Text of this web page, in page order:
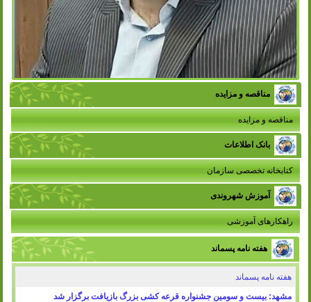
مناقصه و مزایده
مناقصه و مزایده
بانک اطلاعات
کتابخانه تخصصی سازمان
آموزش شهروندی
راهکارهای آموزشی
هفته نامه پسماند
هفته نامه پسماند
مشهد: بیست و سومین جشنواره قرعه کشی بزرگ بازیافت برگزار شد